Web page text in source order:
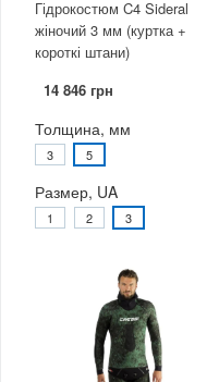
Гідрокостюм C4 Sideral
жіночий 3 мм (куртка +
короткі штани)
14 846 грн
Толщина, мм
3 5
Размер, UA
1 2 3